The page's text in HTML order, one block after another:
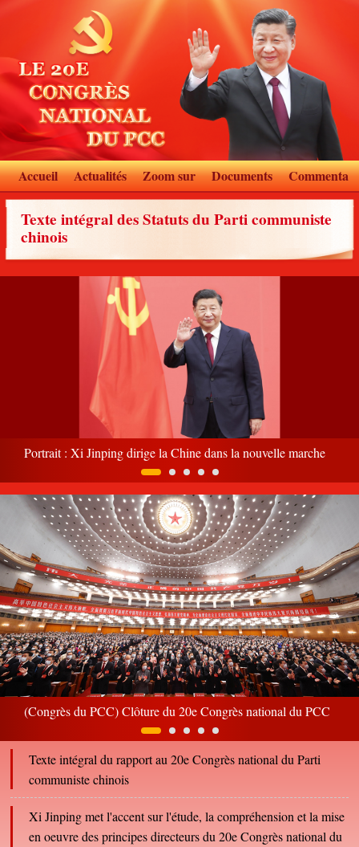
Accueil Actualités Zoom sur Documents
Texte intégral des Statuts du Parti communiste
chinois
Portrait : Xi Jinping dirige la Chine dans la nouvelle marche
(Congrès du PCC) Clôture du 20e Congrès national du PCC
Texte intégral du rapport au 20e Congrès national du Parti
communiste chinois
Xi Jinping met l'accent sur l'étude, la compréhension et la mise
en oeuvre des principes directeurs du 20e Congrès national du